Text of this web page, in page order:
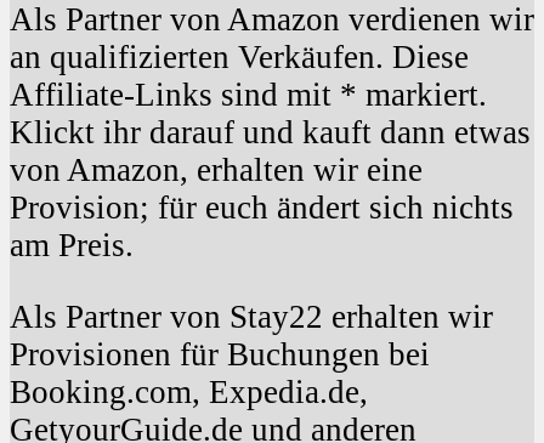
Als Partner von Amazon verdienen wir
an qualifizierten Verkäufen. Diese
Affiliate-Links sind mit * markiert.
Klickt ihr darauf und kauft dann etwas
von Amazon, erhalten wir eine
Provision; für euch ändert sich nichts
am Preis.
Als Partner von Stay22 erhalten wir
Provisionen für Buchungen bei
Booking.com, Expedia.de,
GetyourGuide.de und anderen